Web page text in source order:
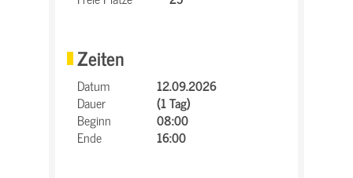
Zeiten
Datum
12.09.2026
Dauer
(1 Tag)
Beginn
08:00
Ende
16:00